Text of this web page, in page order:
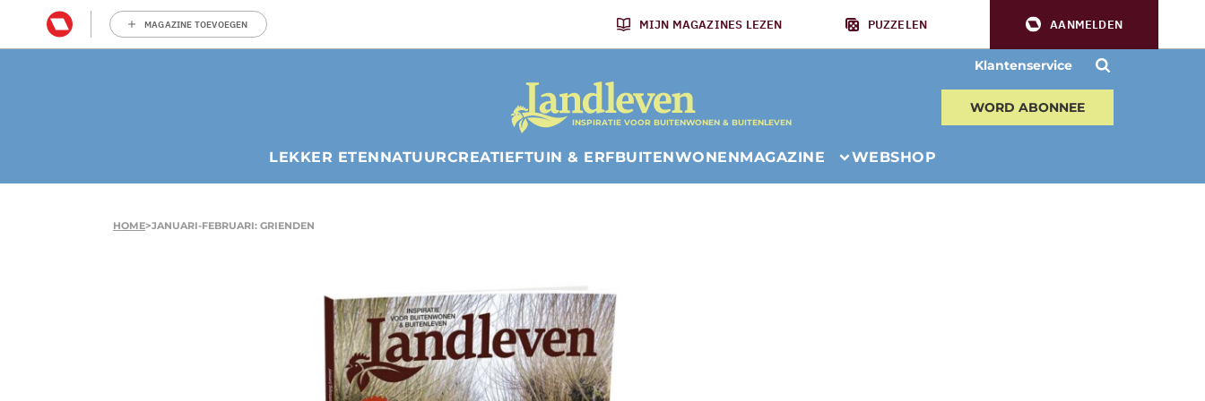
MAGAZINE TOEVOEGEN MIJN MAGAZINES LEZEN PUZZELEN AANMELDEN
Klantenservice
INSPIRATIE VOOR BUITENWONEN & BUITENLEVEN
WORD ABONNEE
LEKKER ETENNATUURCREATIEFTUIN & ERFBUITENWONENMAGAZINE WEBSHOP
HOME>JANUARI-FEBRUARI: GRIENDEN